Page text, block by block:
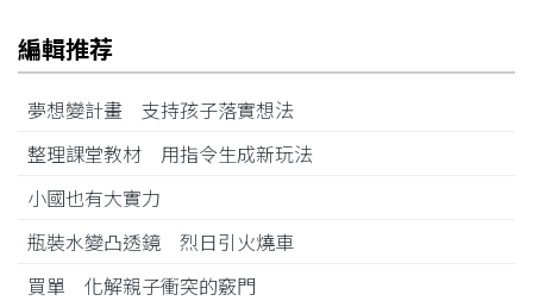
編輯推荐
夢想變計畫 支持孩子落實想法
整理課堂教材 用指令生成新玩法
小國也有大實力
瓶裝水變凸透鏡 烈日引火燒車
買單 化解親子衝突的竅門